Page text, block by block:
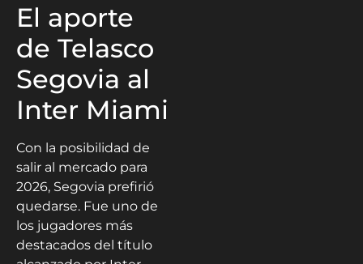
El aporte
de Telasco
Segovia al
Inter Miami
Con la posibilidad de
salir al mercado para
2026, Segovia prefirió
quedarse. Fue uno de
los jugadores más
destacados del título